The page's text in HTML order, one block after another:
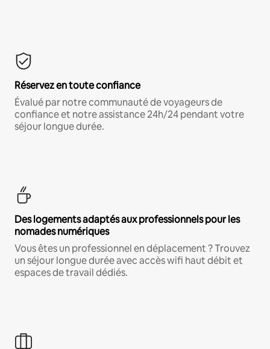
Réservez en toute confiance
Évalué par notre communauté de voyageurs de
confiance et notre assistance 24h/24 pendant votre
séjour longue durée.
Des logements adaptés aux professionnels pour les
nomades numériques
Vous êtes un professionnel en déplacement ? Trouvez
un séjour longue durée avec accès wifi haut débit et
espaces de travail dédiés.